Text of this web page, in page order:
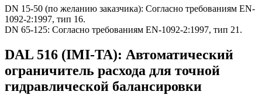
DN 15-50 (по желанию заказчика): Согласно требованиям EN-
1092-2:1997, тип 16.
DN 65-125: Согласно требованиям EN-1092-2:1997, тип 21.
DAL 516 (IMI-TA): Автоматический
ограничитель расхода для точной
гидравлической балансировки